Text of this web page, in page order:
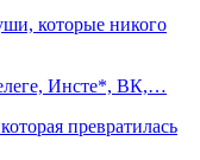
которые никого
Инсте*, ВК,…
превратилась